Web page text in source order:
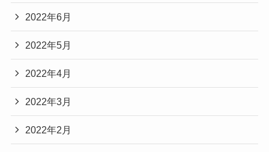
2022年6月
2022年5月
2022年4月
2022年3月
2022年2月